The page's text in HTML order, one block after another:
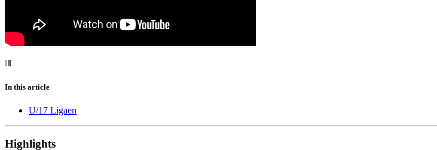
In this article
U/17 Ligaen
Highlights